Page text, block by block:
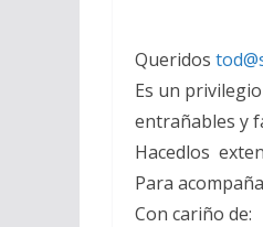
Queridos
Es un
entrañables y
Hacedlos
Para
Con cariño de: